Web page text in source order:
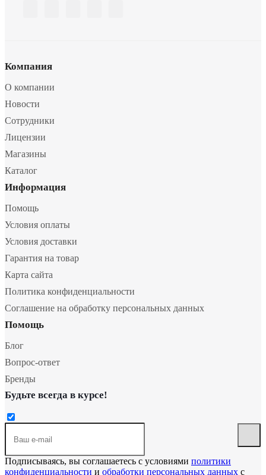
Компания
О компании
Новости
Сотрудники
Лицензии
Магазины
Каталог
Информация
Помощь
Условия оплаты
Условия доставки
Гарантия на товар
Карта сайта
Политика конфиденциальности
Соглашение на обработку персональных данных
Помощь
Блог
Вопрос-ответ
Бренды
Будьте всегда в курсе!
Подписываясь, вы соглашаетесь с условиями политики
конфиденциальности и обработки персональных данных с